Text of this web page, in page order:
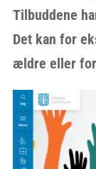
Tilbuddene
Det kan for
ældre eller